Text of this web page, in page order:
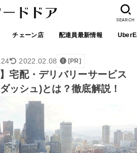
チェーン店 配達員最新情報
SEARCH
2022.02.08 [PR]
宅配・デリバリーサービス
ッシュ)とは？徹底解説！